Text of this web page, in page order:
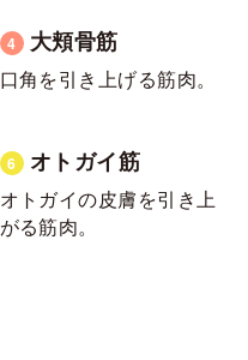
大頬骨筋
口角を引き上げる筋肉。
オトガイ筋
オトガイの皮膚を引き上
がる筋肉。